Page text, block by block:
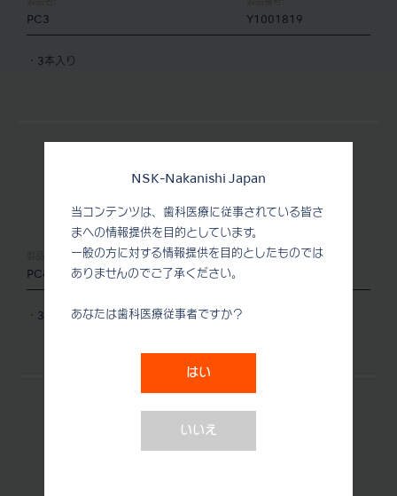
NSK-Nakanishi Japan
当コンテンツは、歯科医療に従事されている皆さ
まへの情報提供を目的としています。
一般の方に対する情報提供を目的としたものでは
ありませんのでご了承ください。
あなたは歯科医療従事者ですか？
はい
いいえ
PC3 Y1001819
・3本入り
PC4
製品番号:
・3本入り